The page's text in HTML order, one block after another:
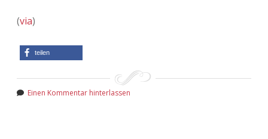
(via)
teilen
Einen Kommentar hinterlassen